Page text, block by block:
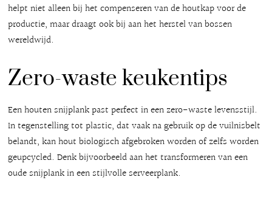
helpt niet alleen bij het compenseren van de houtkap voor de
productie, maar draagt ook bij aan het herstel van bossen
wereldwijd.
Zero-waste keukentips
Een houten snijplank past perfect in een zero-waste levensstijl.
In tegenstelling tot plastic, dat vaak na gebruik op de vuilnisbelt
belandt, kan hout biologisch afgebroken worden of zelfs worden
geupcycled. Denk bijvoorbeeld aan het transformeren van een
oude snijplank in een stijlvolle serveerplank.